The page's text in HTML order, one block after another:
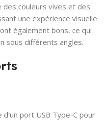
des couleurs vives et des
une expérience visuelle
également bons, ce qui
sous différents angles.
port USB Type-C pour